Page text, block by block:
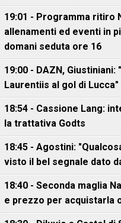
19:01 - Programma ritiro
allenamenti ed eventi in
domani seduta ore 16
19:00 - DAZN,
Laurentiis al gol di Lucca"
18:54 - Cassione Lang:
la trattativa Godts
18:45 - Agostini:
visto il bel segnale dato
18:40 - Seconda maglia
e prezzo per acquistarla